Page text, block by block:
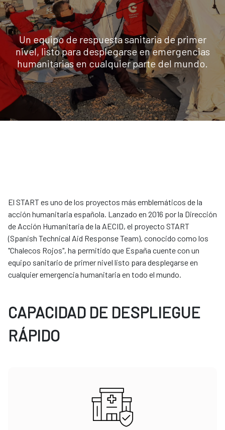
Un equipo de respuesta sanitaria de primer
nivel, listo para desplegarse en emergencias
humanitarias en cualquier parte del mundo.
El START es uno de los proyectos más emblemáticos de la
acción humanitaria española. Lanzado en 2016 por la Dirección
de Acción Humanitaria de la AECID, el proyecto START
(Spanish Technical Aid Response Team), conocido como los
"Chalecos Rojos", ha permitido que España cuente con un
equipo sanitario de primer nivel listo para desplegarse en
cualquier emergencia humanitaria en todo el mundo.
CAPACIDAD DE DESPLIEGUE
RÁPIDO